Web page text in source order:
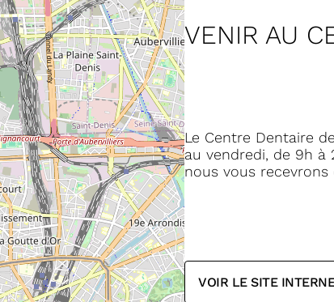
VENIR AU
Le Centre Dentaire
au vendredi, de 9h à
nous vous recevrons
VOIR LE SITE